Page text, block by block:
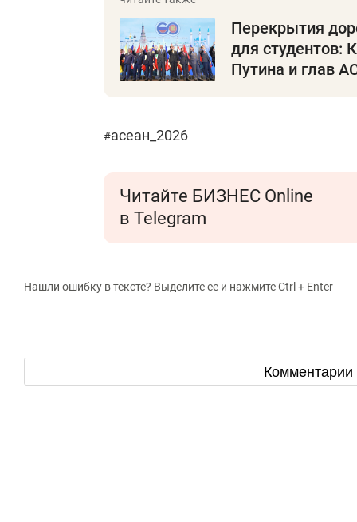
Перекрытия
для студентов:
Путина и глав
#асеан_2026
Читайте БИЗНЕС Online
в Telegram
Нашли ошибку в тексте? Выделите ее и нажмите Ctrl + Enter
Комментарии